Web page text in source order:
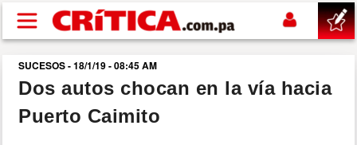
Pasar al contenido principal
buscar
SUCESOS
SUCESOS - 18/1/19 - 08:45 AM
Dos autos chocan en la vía hacia
Puerto Caimito